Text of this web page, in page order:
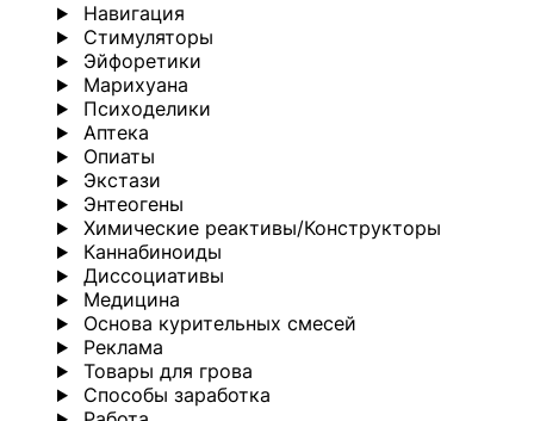
Навигация
Стимуляторы
Эйфоретики
Марихуана
Психоделики
Аптека
Опиаты
Экстази
Энтеогены
Химические реактивы/Конструкторы
Каннабиноиды
Диссоциативы
Медицина
Основа курительных смесей
Реклама
Товары для грова
Способы заработка